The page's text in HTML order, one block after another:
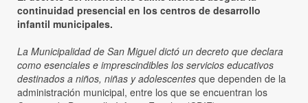
continuidad presencial en los centros de desarrollo
infantil municipales.
La Municipalidad de San Miguel dictó un decreto que declara
como esenciales e imprescindibles los servicios educativos
destinados a niños, niñas y adolescentes que dependen de la
administración municipal, entre los que se encuentran los